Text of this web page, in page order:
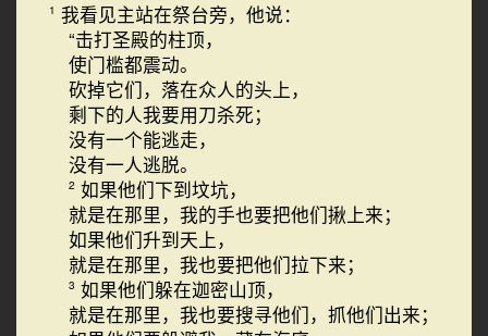
1 我看见主站在祭台旁，他说：
“击打圣殿的柱顶，
使门槛都震动。
砍掉它们，落在众人的头上，
剩下的人我要用刀杀死；
没有一个能逃走，
没有一人逃脱。
2 如果他们下到坟坑，
就是在那里，我的手也要把他们揪上来；
如果他们升到天上，
就是在那里，我也要把他们拉下来；
3 如果他们躲在迦密山顶，
就是在那里，我也要搜寻他们，抓他们出来；